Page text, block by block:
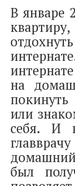
В январе
на
покинуть
или
себя. И
был